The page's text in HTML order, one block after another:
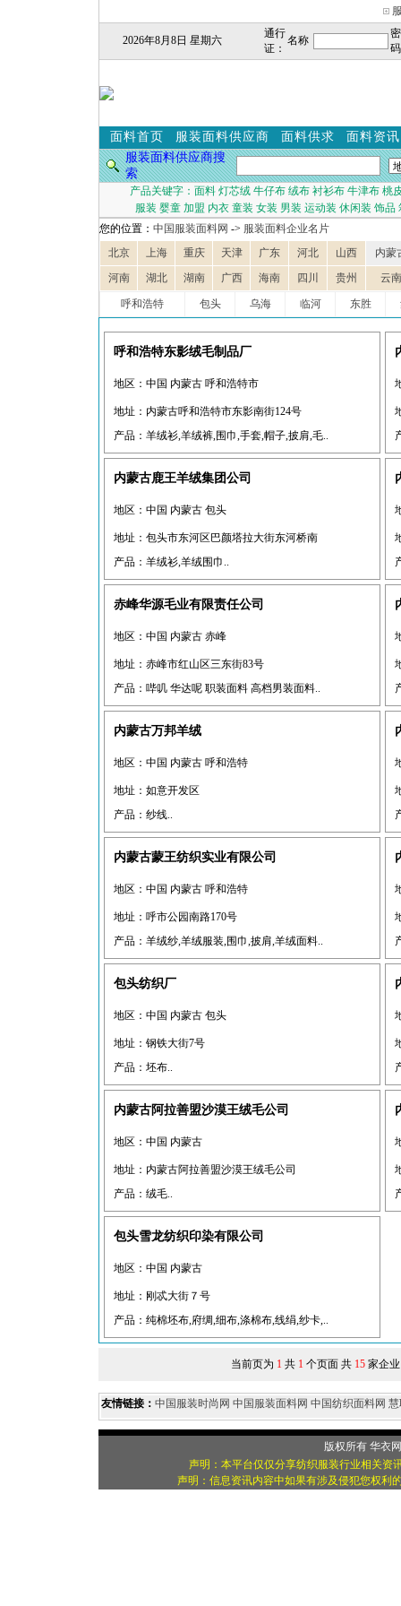
2026年8月8日 星期六
通行
证：
名称
密
码
面料首页 服装面料供应商 面料供求
面料资讯
服装面料供应商搜
索
产品关键字： 面料 灯芯绒 牛仔布 绒布 衬衫布 牛津布 桃
服装 婴童 加盟 内衣 童装 女装 男装 运动装 休闲装 饰品
您的位置： 中国服装面料网 -> 服装面料企业名片
北京
上海 重庆 天津 广东 河北 山西
内蒙
河南
湖北 湖南 广西 海南 四川 贵州 云南
呼和浩特 包头 乌海 临河 东胜
呼和浩特东影绒毛制品厂
地区：中国 内蒙古 呼和浩特市
地址：内蒙古呼和浩特市东影南街124号
产品：羊绒衫,羊绒裤,围巾,手套,帽子,披肩,毛..
内蒙古鹿王羊绒集团公司
地区：中国 内蒙古 包头
地址：包头市东河区巴颜塔拉大街东河桥南
产品：羊绒衫,羊绒围巾..
赤峰华源毛业有限责任公司
地区：中国 内蒙古 赤峰
地址：赤峰市红山区三东街83号
产品：哔叽 华达呢 职装面料 高档男装面料..
内蒙古万邦羊绒
地区：中国 内蒙古 呼和浩特
地址：如意开发区
产品：纱线..
内蒙古蒙王纺织实业有限公司
地区：中国 内蒙古 呼和浩特
地址：呼市公园南路170号
产品：羊绒纱,羊绒服装,围巾,披肩,羊绒面料..
包头纺织厂
地区：中国 内蒙古 包头
地址：钢铁大街7号
产品：坯布..
内蒙古阿拉善盟沙漠王绒毛公司
地区：中国 内蒙古
地址：内蒙古阿拉善盟沙漠王绒毛公司
产品：绒毛..
包头雪龙纺织印染有限公司
地区：中国 内蒙古
地址：刚忒大街７号
产品：纯棉坯布,府绸,细布,涤棉布,线绢,纱卡,..
当前页为 1 共 1 个页面 共 15家企业
友情链接： 中国服装时尚网 中国服装面料网 中国纺织面料网
版权所有 华衣网
声明：本平台仅仅分享纺织服装行业相关资
声明：信息资讯内容中如果有涉及侵犯您权利